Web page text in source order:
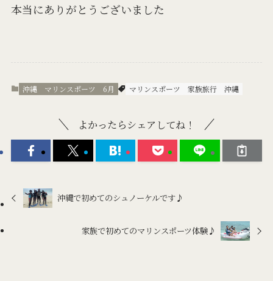
本当にありがとうございました
沖縄 マリンスポーツ 6月 マリンスポーツ 家族旅行 沖縄
よかったらシェアしてね！
沖縄で初めてのシュノーケルです♪
家族で初めてのマリンスポーツ体験♪